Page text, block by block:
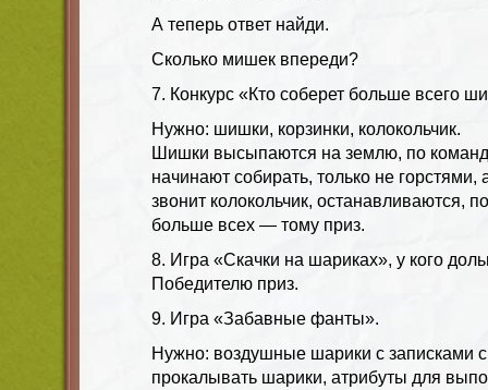
А теперь ответ найди.
Сколько мишек впереди?
7. Конкурс «Кто соберет больше всего
Нужно: шишки, корзинки, колокольчик.
Шишки высыпаются на землю, по
начинают собирать, только не горстями,
звонит колокольчик, останавливаются,
больше всех — тому приз.
8. Игра «Скачки на шариках», у кого
Победителю приз.
9. Игра «Забавные фанты».
Нужно: воздушные шарики с записками с
прокалывать шарики, атрибуты для